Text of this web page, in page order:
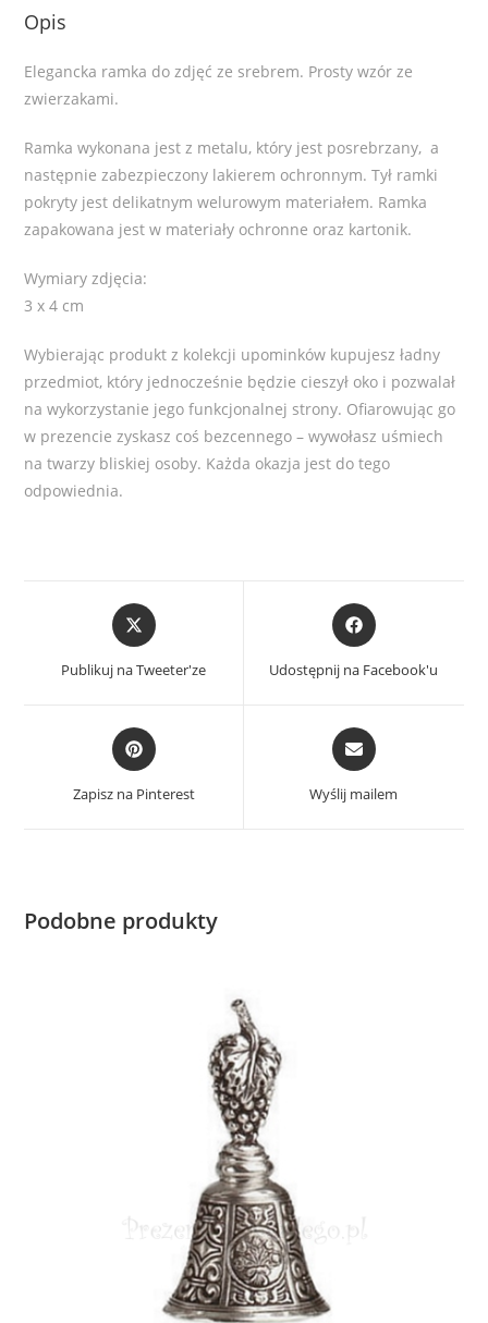
Opis
Elegancka ramka do zdjęć ze srebrem. Prosty wzór ze
zwierzakami.
Ramka wykonana jest z metalu, który jest posrebrzany, a
następnie zabezpieczony lakierem ochronnym. Tył ramki
pokryty jest delikatnym welurowym materiałem. Ramka
zapakowana jest w materiały ochronne oraz kartonik.
Wymiary zdjęcia:
3 x 4 cm
Wybierając produkt z kolekcji upominków kupujesz ładny
przedmiot, który jednocześnie będzie cieszył oko i pozwalał
na wykorzystanie jego funkcjonalnej strony. Ofiarowując go
w prezencie zyskasz coś bezcennego – wywołasz uśmiech
na twarzy bliskiej osoby. Każda okazja jest do tego
odpowiednia.
Opens
in
new
Publikuj na Tweeter'ze
Opens
in
new
Udostępnij na Facebook'u
Opens
in
new
Zapisz na Pinterest
Opens
in
new
Wyślij mailem
Podobne produkty